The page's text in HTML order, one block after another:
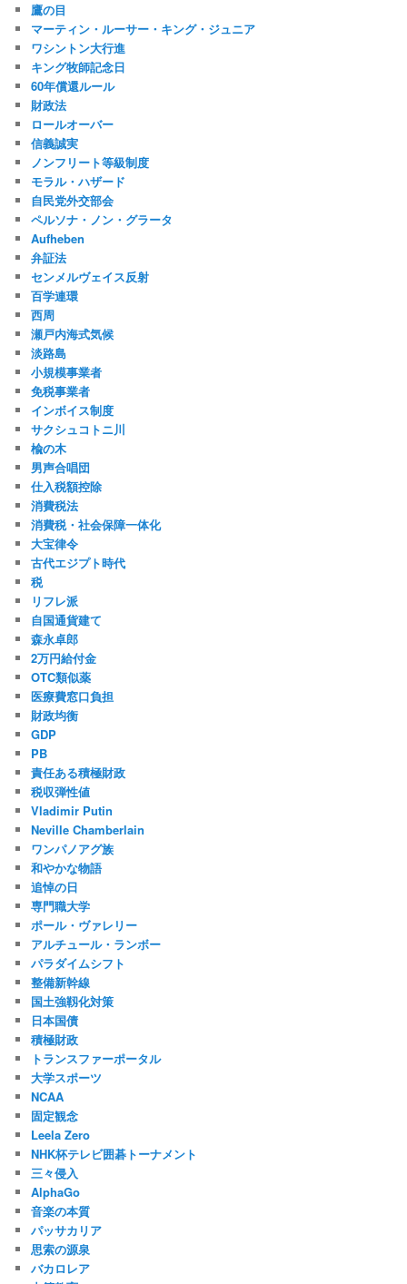
鷹の目
マーティン・ルーサー・キング・ジュニア
ワシントン大行進
キング牧師記念日
60年償還ルール
財政法
ロールオーバー
信義誠実
ノンフリート等級制度
モラル・ハザード
自民党外交部会
ペルソナ・ノン・グラータ
Aufheben
弁証法
センメルヴェイス反射
百学連環
西周
瀬戸内海式気候
淡路島
小規模事業者
免税事業者
インボイス制度
サクシュコトニ川
楡の木
男声合唱団
仕入税額控除
消費税法
消費税・社会保障一体化
大宝律令
古代エジプト時代
税
リフレ派
自国通貨建て
森永卓郎
2万円給付金
OTC類似薬
医療費窓口負担
財政均衡
GDP
PB
責任ある積極財政
税収弾性値
Vladimir Putin
Neville Chamberlain
ワンパノアグ族
和やかな物語
追悼の日
専門職大学
ポール・ヴァレリー
アルチュール・ランボー
パラダイムシフト
整備新幹線
国土強靱化対策
日本国債
積極財政
トランスファーポータル
大学スポーツ
NCAA
固定観念
Leela Zero
NHK杯テレビ囲碁トーナメント
三々侵入
AlphaGo
音楽の本質
パッサカリア
思索の源泉
バカロレア